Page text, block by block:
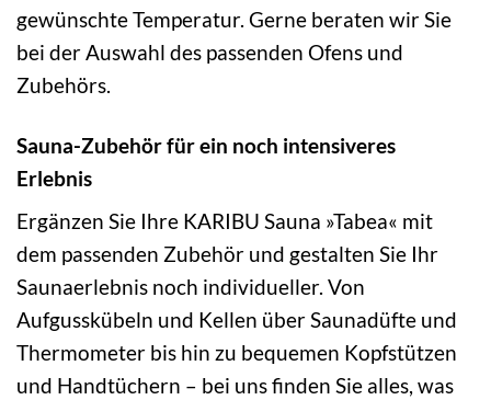
gewünschte Temperatur. Gerne beraten wir Sie
bei der Auswahl des passenden Ofens und
Zubehörs.
Sauna-Zubehör für ein noch intensiveres
Erlebnis
Ergänzen Sie Ihre KARIBU Sauna »Tabea« mit
dem passenden Zubehör und gestalten Sie Ihr
Saunaerlebnis noch individueller. Von
Aufgusskübeln und Kellen über Saunadüfte und
Thermometer bis hin zu bequemen Kopfstützen
und Handtüchern – bei uns finden Sie alles, was